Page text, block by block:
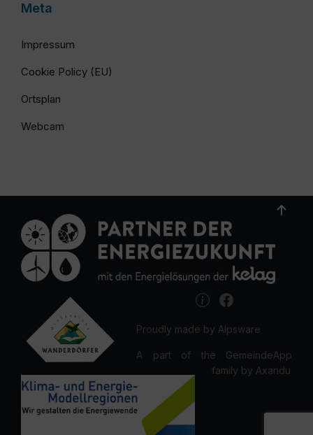
Meta
Impressum
Cookie Policy (EU)
Ortsplan
Webcam
Proudly made by Alpsware
A part of the GemeindeApp
family by Axandu